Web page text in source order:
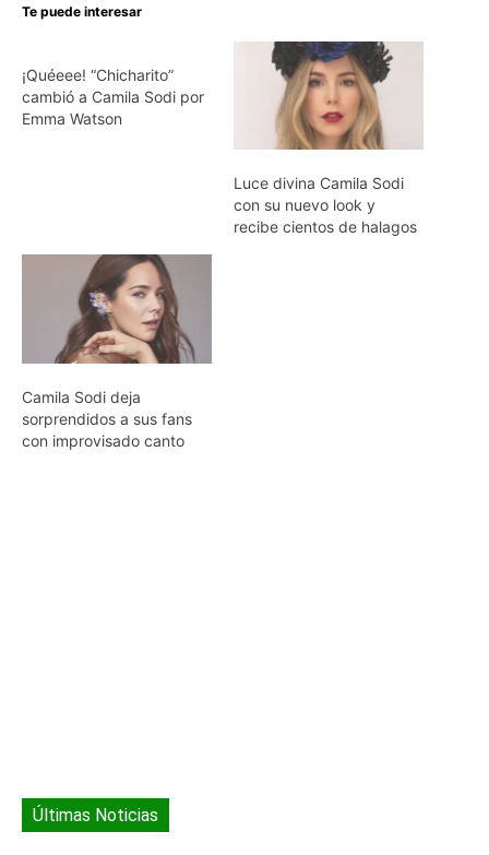
Te puede interesar
¡Quéeee! “Chicharito”
cambió a Camila Sodi por
Emma Watson
Luce divina Camila Sodi
con su nuevo look y
recibe cientos de halagos
Camila Sodi deja
sorprendidos a sus fans
con improvisado canto
Últimas Noticias